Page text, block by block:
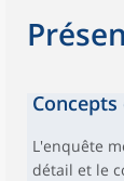
L'enquête
détail et le